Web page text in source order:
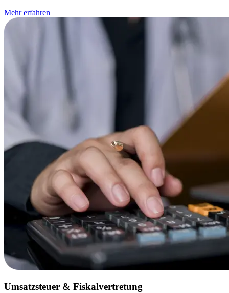
Mehr erfahren
Umsatzsteuer & Fiskalvertretung